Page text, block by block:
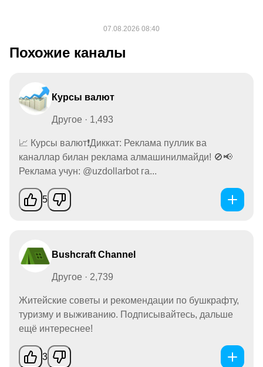
Похожие каналы
Курсы валют
Другое · 1,493
📈 Курсы валют❗️Диккат: Реклама пуллик ва
каналлар билан реклама алмашинилмайди! 🚫📢
Реклама учун: @uzdollarbot га...
5
Bushcraft Channel
Другое · 2,739
Житейские советы и рекомендации по бушкрафту,
туризму и выживанию. Подписывайтесь, дальше
ещё интереснее!
3